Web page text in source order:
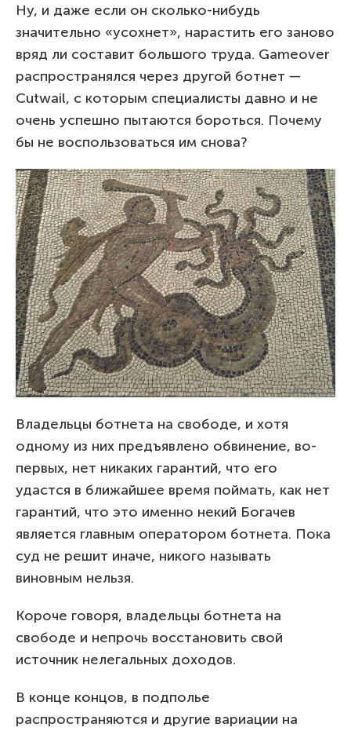
Ну, и даже если он сколько-нибудь
значительно «усохнет», нарастить его заново
вряд ли составит большого труда. Gameover
распространялся через другой ботнет —
Cutwail, с которым специалисты давно и не
очень успешно пытаются бороться. Почему
бы не воспользоваться им снова?
Владельцы ботнета на свободе, и хотя
одному из них предъявлено обвинение, во-
первых, нет никаких гарантий, что его
удастся в ближайшее время поймать, как нет
гарантий, что это именно некий Богачев
является главным оператором ботнета. Пока
суд не решит иначе, никого называть
виновным нельзя.
Короче говоря, владельцы ботнета на
свободе и непрочь восстановить свой
источник нелегальных доходов.
В конце концов, в подполье
распространяются и другие вариации на